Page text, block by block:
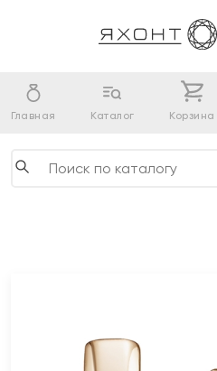
Главная Каталог Корзина